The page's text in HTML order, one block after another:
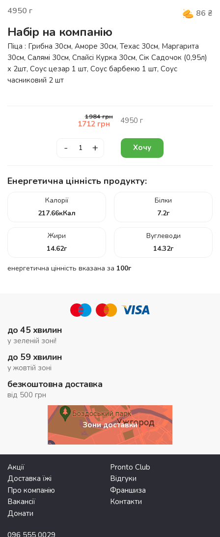
4950 г 86 ₴
Набір на компанію
Піца : Грибна 30см, Аморе 30см, Техас 30см, Маргарита
30см, Салямі 30см, Спайсі Курка 30см, Сік Садочок (0,95л)
х 2шт, Соус цезар 1 шт, Соус барбекю 1 шт, Соус
часниковий 2 шт
1984грн
1712 грн 4950 г
- + Хочу
Енергетична цінність продукту:
Калорії
217.66кКал
Білки
7.2г
Жири
14.62г
Вуглеводи
14.32г
енергетична цінність вказана за 100г
до 45 хвилин
у зеленій зоні!
до 59 хвилин
у жовтій зоні
безкоштовна доставка
від 500 грн
Зони доставки
Акції
Pronto Club
Доставка їжі
Відгуки
Про компанію
Франшиза
Вакансії
Контакти
Донати